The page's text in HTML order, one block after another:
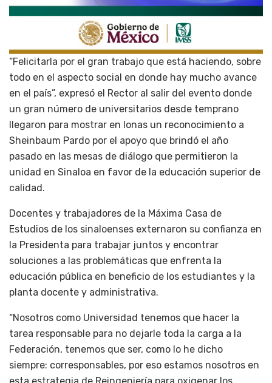
“Felicitarla por el gran trabajo que está haciendo, sobre
todo en el aspecto social en donde hay mucho avance
en el país”, expresó el Rector al salir del evento donde
un gran número de universitarios desde temprano
llegaron para mostrar en lonas un reconocimiento a
Sheinbaum Pardo por el apoyo que brindó el año
pasado en las mesas de diálogo que permitieron la
unidad en Sinaloa en favor de la educación superior de
calidad.
Docentes y trabajadores de la Máxima Casa de
Estudios de los sinaloenses externaron su confianza en
la Presidenta para trabajar juntos y encontrar
soluciones a las problemáticas que enfrenta la
educación pública en beneficio de los estudiantes y la
planta docente y administrativa.
“Nosotros como Universidad tenemos que hacer la
tarea responsable para no dejarle toda la carga a la
Federación, tenemos que ser, como lo he dicho
siempre: corresponsables, por eso estamos nosotros en